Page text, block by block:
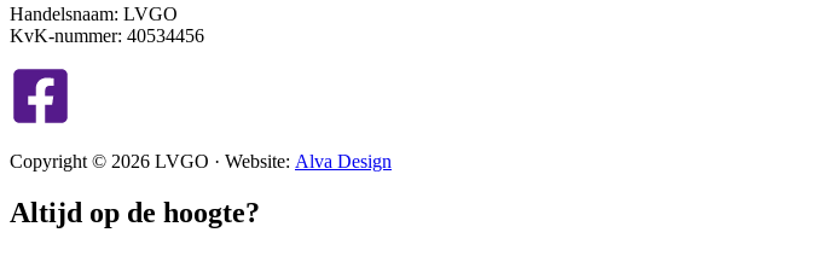
Handelsnaam: LVGO
KvK-nummer: 40534456
Copyright © 2026 LVGO · Website: Alva Design
Altijd op de hoogte?